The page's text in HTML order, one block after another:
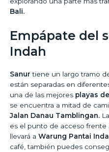
Bali.
Empápate del
Indah
Sanur tiene un largo tramo
están separadas en
una de las mejores playas
se encuentra a mitad de
Jalan Danau Tamblingan.
es el punto de acceso
llevará a Warung Pantai
café, también puedes